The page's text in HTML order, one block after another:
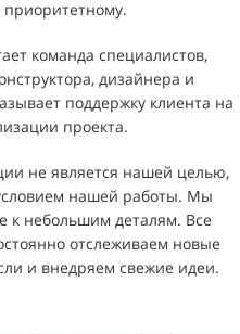
команда специалистов,
дизайнера и
поддержку клиента на
проекта.
не является нашей целью,
нашей работы. Мы
к небольшим деталям. Все
отслеживаем новые
и внедряем свежие идеи.